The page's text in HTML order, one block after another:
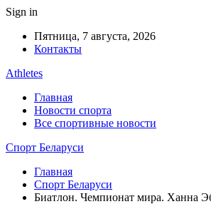
Sign in
Пятница, 7 августа, 2026
Контакты
Athletes
Главная
Новости спорта
Все спортивные новости
Спорт Беларуси
Главная
Спорт Беларуси
Биатлон. Чемпионат мира. Ханна